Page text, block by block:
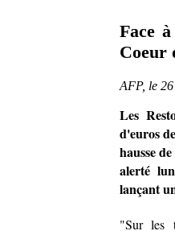
Face
Coeur
AFP, le
Les
d'euros
hausse
alerté
lançant
"Sur les